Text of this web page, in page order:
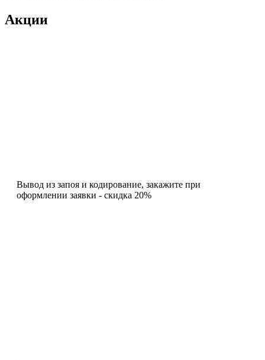
Акции
Вывод из запоя и кодирование, закажите при
оформлении заявки - скидка 20%